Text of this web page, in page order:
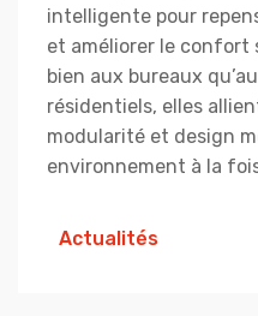
intelligente pour
et améliorer le confort
bien aux bureaux
résidentiels, elles
modularité et design
environnement à la
Actualités